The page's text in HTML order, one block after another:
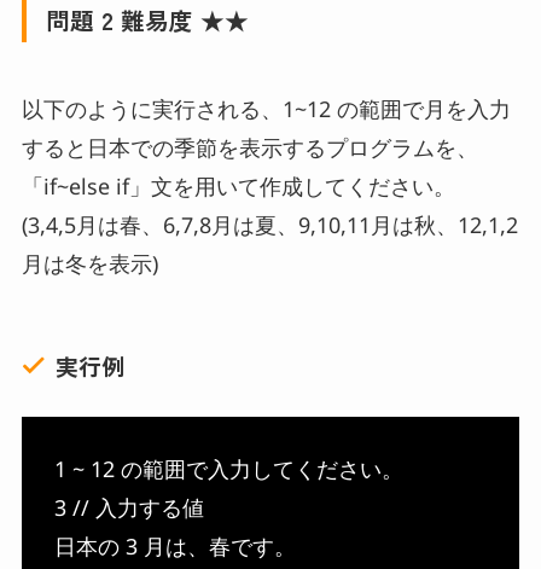
問題 2 難易度 ★★
以下のように実行される、1~12 の範囲で月を入力
すると日本での季節を表示するプログラムを、
「if~else if」文を用いて作成してください。
(3,4,5月は春、6,7,8月は夏、9,10,11月は秋、12,1,2
月は冬を表示)
実行例
1 ~ 12 の範囲で入力してください。
3 // 入力する値
日本の 3 月は、春です。